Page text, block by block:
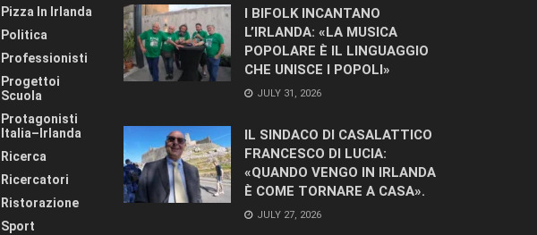
Pizza In Irlanda
Politica
Professionisti
Progettoi
Scuola
Protagonisti
Italia–Irlanda
Ricerca
Ricercatori
Ristorazione
Sport
I BIFOLK INCANTANO
L’IRLANDA: «LA MUSICA
POPOLARE È IL LINGUAGGIO
CHE UNISCE I POPOLI»
JULY 31, 2026
IL SINDACO DI CASALATTICO
FRANCESCO DI LUCIA:
«QUANDO VENGO IN IRLANDA
È COME TORNARE A CASA».
JULY 27, 2026